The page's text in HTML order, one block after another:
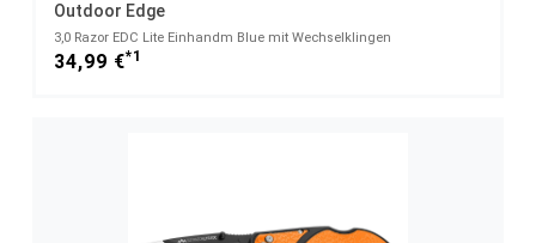
Outdoor Edge
3,0 Razor EDC Lite Einhandm Blue mit Wechselklingen
34,99 €*1